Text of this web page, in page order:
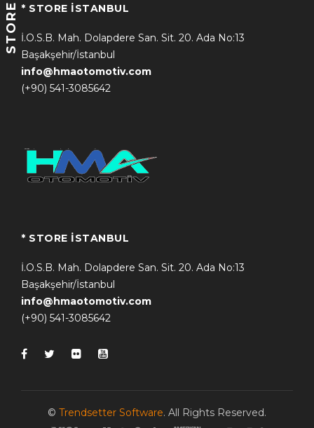
STORE * STORE İSTANBUL
İ.O.S.B. Mah. Dolapdere San. Sit. 20. Ada No:13
Başakşehir/İstanbul
info@hmaotomotiv.com
(+90) 541-3085642
* STORE İSTANBUL
İ.O.S.B. Mah. Dolapdere San. Sit. 20. Ada No:13
Başakşehir/İstanbul
info@hmaotomotiv.com
(+90) 541-3085642
© Trendsetter Software. All Rights Reserved.